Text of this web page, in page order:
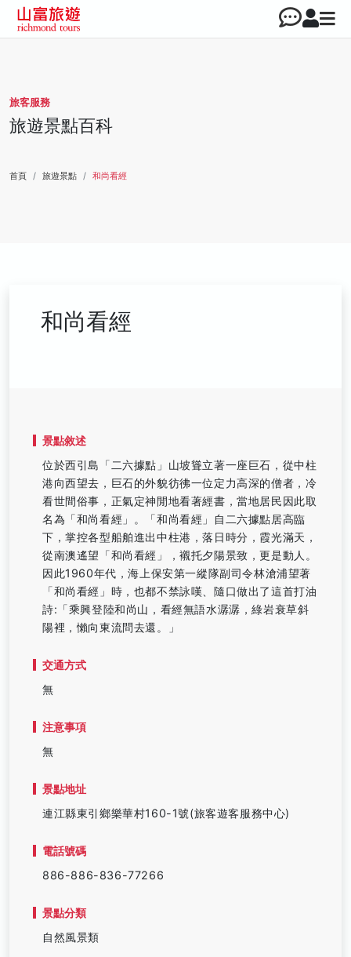
旅客服務
旅遊景點百科
首頁 旅遊景點 和尚看經
和尚看經
景點敘述
位於西引島「二六據點」山坡聳立著一座巨石，從中柱
港向西望去，巨石的外貌彷彿一位定力高深的僧者，冷
看世間俗事，正氣定神閒地看著經書，當地居民因此取
名為「和尚看經」。「和尚看經」自二六據點居高臨
下，掌控各型船舶進出中柱港，落日時分，霞光滿天，
從南澳遙望「和尚看經」，襯托夕陽景致，更是動人。
因此1960年代，海上保安第一縱隊副司令林滄浦望著
「和尚看經」時，也都不禁詠嘆、隨口做出了這首打油
詩:「乘興登陸和尚山，看經無語水潺潺，綠岩衰草斜
陽裡，懶向東流問去還。」
交通方式
無
注意事項
無
景點地址
連江縣東引鄉樂華村160-1號(旅客遊客服務中心)
電話號碼
886-886-836-77266
景點分類
自然風景類